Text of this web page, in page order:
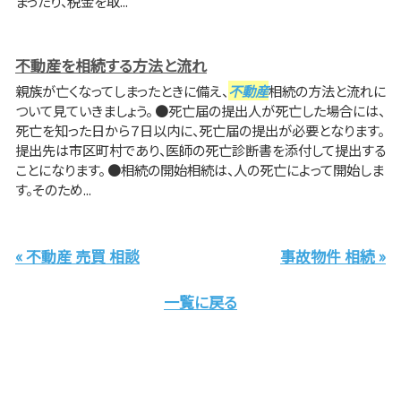
不動産を相続する方法と流れ
親族が亡くなってしまったときに備え、不動産相続の方法と流れに
ついて見ていきましょう。 ●死亡届の提出人が死亡した場合には、
死亡を知った日から７日以内に、死亡届の提出が必要となります。
提出先は市区町村であり、医師の死亡診断書を添付して提出する
ことになります。 ●相続の開始相続は、人の死亡によって開始しま
す。そのため...
« 不動産 売買 相談 事故物件 相続 »
一覧に戻る